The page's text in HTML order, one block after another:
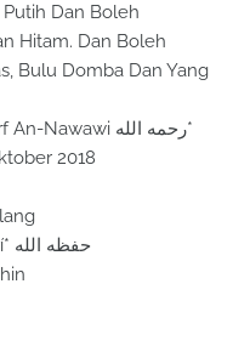
Putih Dan Boleh
Hitam. Dan Boleh
Bulu Domba Dan Yang
*📝 Asy Syaikh Abu Zakaria bin Syarf An-Nawawi رحمه الله*
2018
🎙 *αl Uѕtαdz Uѕαmαh Fαíѕhσl Mαhrí* حفظه الله